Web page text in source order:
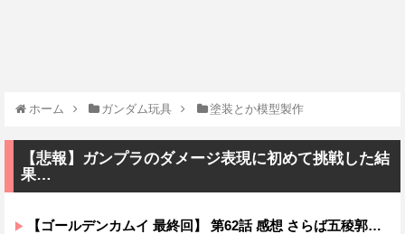
ホーム ガンダム玩具 塗装とか模型製作
【悲報】ガンプラのダメージ表現に初めて挑戦した結
果…
【ゴールデンカムイ 最終回】 第62話 感想 さらば五稜郭！戦いの舞台は暴走列車へ【最終章（5期）】